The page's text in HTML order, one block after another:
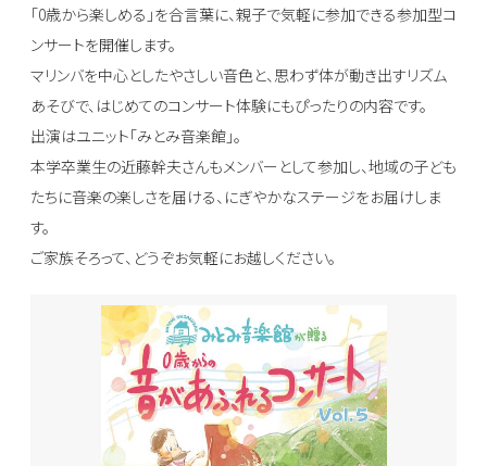
「0歳から楽しめる」を合言葉に、親子で気軽に参加できる参加型コ
ンサートを開催します。
マリンバを中心としたやさしい音色と、思わず体が動き出すリズム
あそびで、はじめてのコンサート体験にもぴったりの内容です。
出演はユニット「みとみ音楽館」。
本学卒業生の近藤幹夫さんもメンバーとして参加し、地域の子ども
たちに音楽の楽しさを届ける、にぎやかなステージをお届けしま
す。
ご家族そろって、どうぞお気軽にお越しください。